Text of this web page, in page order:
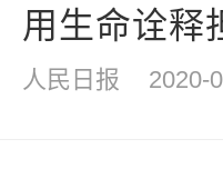
用生命诠释
人民日报 2020-